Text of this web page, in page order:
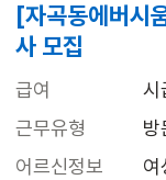
[자곡동에버
사 모집
급여
근무유형
방
어르신정보
여